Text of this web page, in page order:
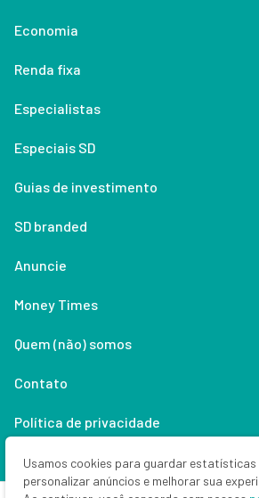
Economia
Renda fixa
Especialistas
Especiais SD
Guias de investimento
SD branded
Anuncie
Money Times
Quem (não) somos
Contato
Política de privacidade
Lifestyle
Usamos cookies para guardar estatísticas
personalizar anúncios e melhorar sua